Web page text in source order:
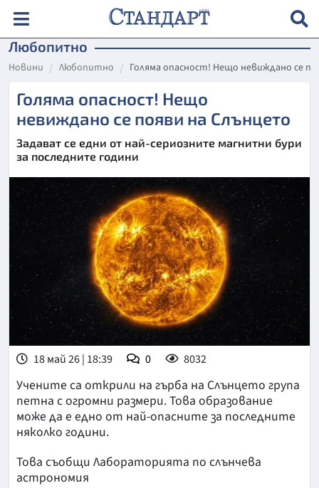
Любопитно
Новини Любопитно Голяма опасност! Нещо невиждано се
Голяма опасност! Нещо
невиждано се появи на Слънцето
Задават се едни от най-сериозните магнитни бури
за последните години
18 май 26 | 18:39 0 8032
Учените са открили на гърба на Слънцето група
петна с огромни размери. Това образование
може да е едно от най-опасните за последните
няколко години.
Това съобщи Лабораторията по слънчева
астрономия